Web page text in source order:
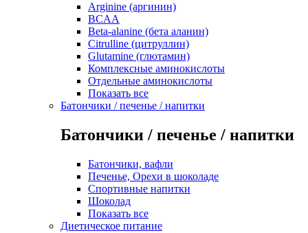
Arginine (аргинин)
BCAA
Beta-alanine (бета аланин)
Citrulline (цитруллин)
Glutamine (глютамин)
Комплексные аминокислоты
Отдельные аминокислоты
Показать все
Батончики / печенье / напитки
Батончики / печенье / напитки
Батончики, вафли
Печенье, Орехи в шоколаде
Спортивные напитки
Шоколад
Показать все
Диетическое питание